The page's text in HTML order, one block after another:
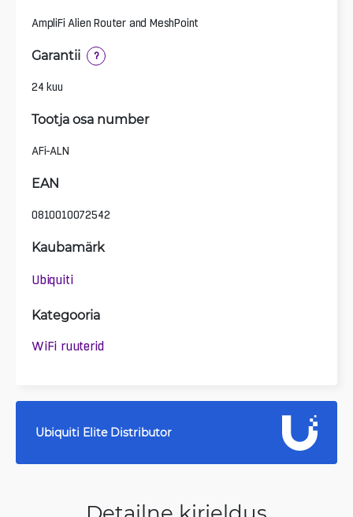
AmpliFi Alien Router and MeshPoint
Garantii ?
24 kuu
Tootja osa number
AFi-ALN
EAN
0810010072542
Kaubamärk
Ubiquiti
Kategooria
WiFi ruuterid
Ubiquiti Elite Distributor